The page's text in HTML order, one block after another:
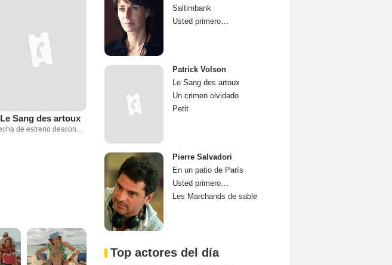
Le Sang des artoux
Fecha de estreno desconocida
Saltimbank
Usted primero…
Patrick Volson
Le Sang des artoux
Un crimen olvidado
Petit
Pierre Salvadori
En un patio de París
Usted primero…
Les Marchands de sable
Top actores del día